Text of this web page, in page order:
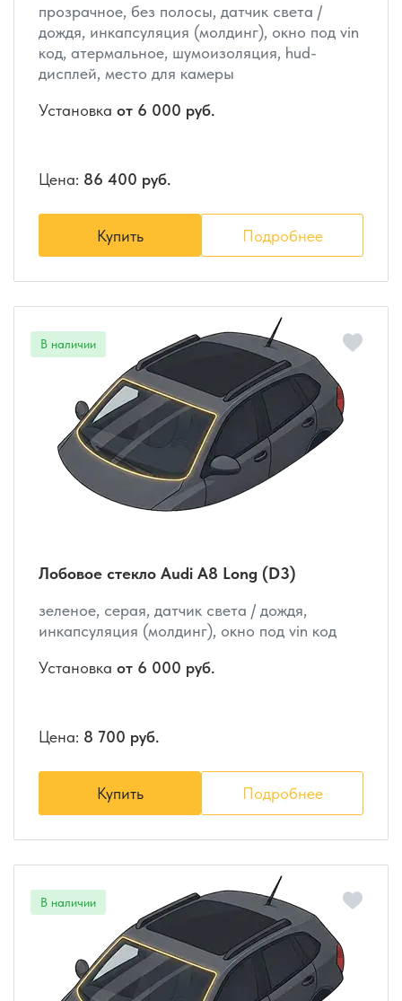
прозрачное, без полосы, датчик света /
дождя, инкапсуляция (молдинг), окно под vin
код, атермальное, шумоизоляция, hud-
дисплей, место для камеры
Установка от 6 000 руб.
Цена: 86 400 руб.
Купить Подробнее
Лобовое стекло Audi A8 Long (D3)
зеленое, серая, датчик света / дождя,
инкапсуляция (молдинг), окно под vin код
Установка от 6 000 руб.
Цена: 8 700 руб.
Купить Подробнее